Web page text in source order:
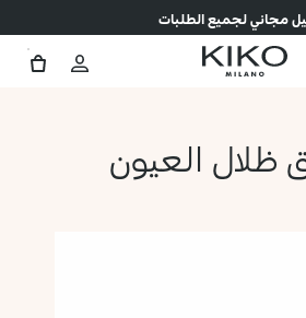
مجاني لجميع الطلبات
ظلال العيون